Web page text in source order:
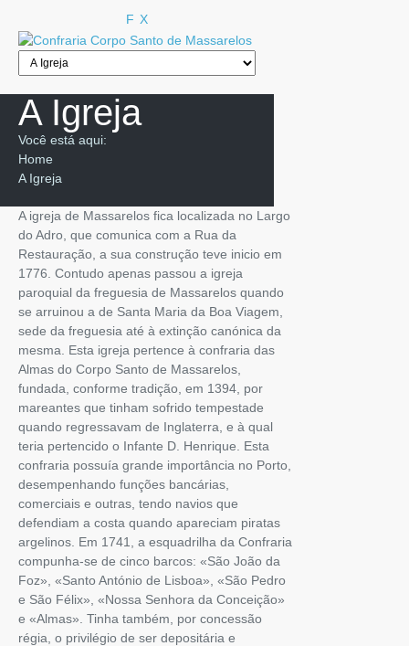
F X
A Igreja
Você está aqui:
Home
A Igreja
A igreja de Massarelos fica localizada no Largo
do Adro, que comunica com a Rua da
Restauração, a sua construção teve inicio em
1776. Contudo apenas passou a igreja
paroquial da freguesia de Massarelos quando
se arruinou a de Santa Maria da Boa Viagem,
sede da freguesia até à extinção canónica da
mesma. Esta igreja pertence à confraria das
Almas do Corpo Santo de Massarelos,
fundada, conforme tradição, em 1394, por
mareantes que tinham sofrido tempestade
quando regressavam de Inglaterra, e à qual
teria pertencido o Infante D. Henrique. Esta
confraria possuía grande importância no Porto,
desempenhando funções bancárias,
comerciais e outras, tendo navios que
defendiam a costa quando apareciam piratas
argelinos. Em 1741, a esquadrilha da Confraria
compunha-se de cinco barcos: «São João da
Foz», «Santo António de Lisboa», «São Pedro
e São Félix», «Nossa Senhora da Conceição»
e «Almas». Tinha também, por concessão
régia, o privilégio de ser depositária e